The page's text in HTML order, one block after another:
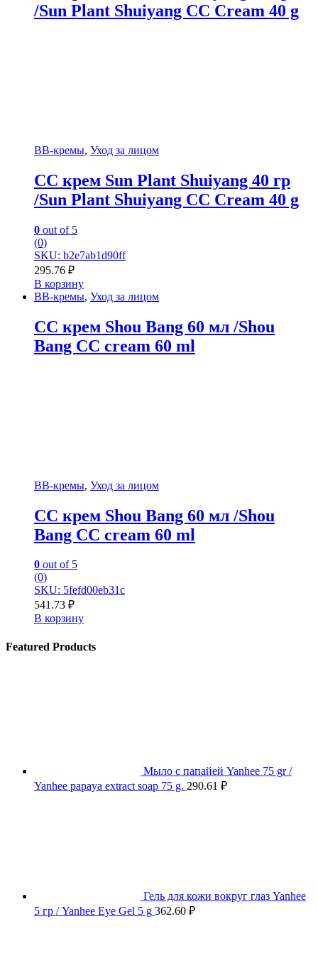
/Sun Plant Shuiyang CC Cream 40 g
BB-кремы, Уход за лицом
СС крем Sun Plant Shuiyang 40 гр
/Sun Plant Shuiyang CC Cream 40 g
0 out of 5
(0)
SKU: b2e7ab1d90ff
295.76 ₽
В корзину
BB-кремы, Уход за лицом
СС крем Shou Bang 60 мл /Shou
Bang CC cream 60 ml
BB-кремы, Уход за лицом
СС крем Shou Bang 60 мл /Shou
Bang CC cream 60 ml
0 out of 5
(0)
SKU: 5fefd00eb31c
541.73 ₽
В корзину
Featured Products
Мыло с папайей Yanhee 75 gr /
Yanhee papaya extract soap 75 g. 290.61 ₽
Гель для кожи вокруг глаз Yanhee
5 гр / Yanhee Eye Gel 5 g 362.60 ₽